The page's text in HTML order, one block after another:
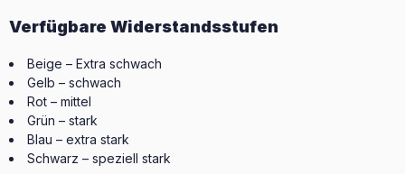
Verfügbare Widerstandsstufen
Beige – Extra schwach
Gelb – schwach
Rot – mittel
Grün – stark
Blau – extra stark
Schwarz – speziell stark